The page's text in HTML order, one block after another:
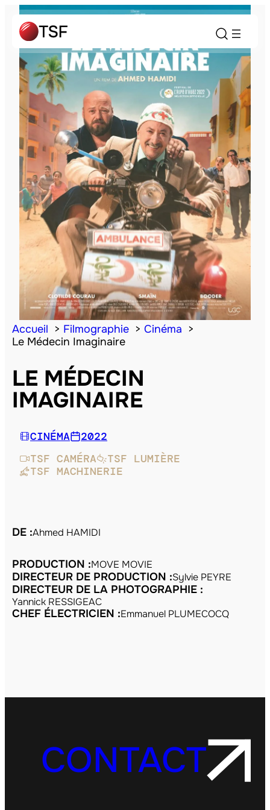
Accueil Filmographie
Cinéma
Le Médecin Imaginaire
LE MÉDECIN
IMAGINAIRE
CINÉMA
2022
TSF CAMÉRA
TSF LUMIÈRE
TSF MACHINERIE
DE :Ahmed HAMIDI
PRODUCTION :MOVE MOVIE
DIRECTEUR DE PRODUCTION :Sylvie PEYRE
DIRECTEUR DE LA PHOTOGRAPHIE :
Yannick RESSIGEAC
CHEF ÉLECTRICIEN :Emmanuel PLUMECOCQ
CONTACT